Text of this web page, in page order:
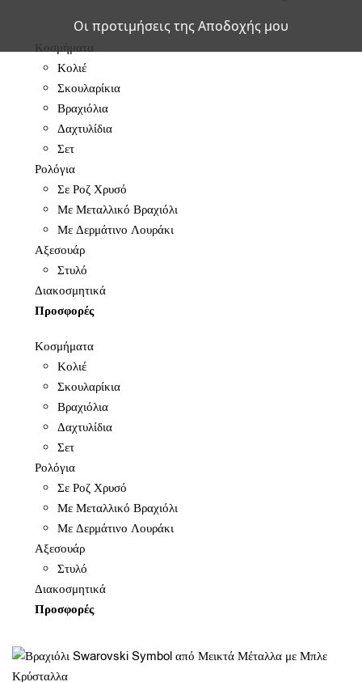
Κοσμήματα
Κολιέ
Σκουλαρίκια
Βραχιόλια
Δαχτυλίδια
Σετ
Ρολόγια
Σε Ροζ Χρυσό
Με Μεταλλικό Βραχιόλι
Με Δερμάτινο Λουράκι
Αξεσουάρ
Στυλό
Διακοσμητικά
Προσφορές
Κοσμήματα
Κολιέ
Σκουλαρίκια
Βραχιόλια
Δαχτυλίδια
Σετ
Ρολόγια
Σε Ροζ Χρυσό
Με Μεταλλικό Βραχιόλι
Με Δερμάτινο Λουράκι
Αξεσουάρ
Στυλό
Διακοσμητικά
Προσφορές
Οι προτιμήσεις της Αποδοχής μου